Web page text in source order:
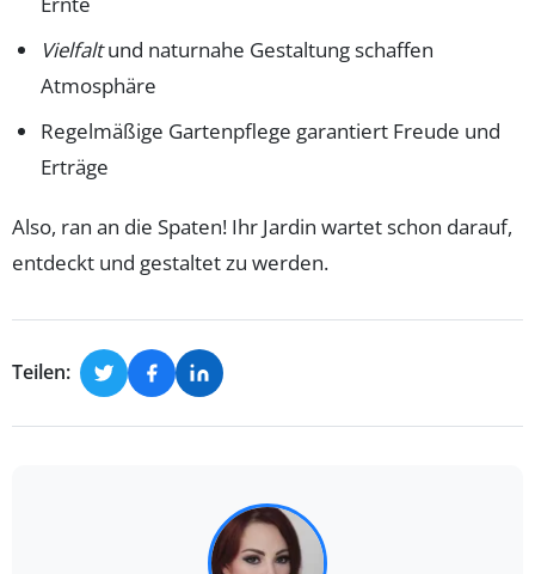
Vielfaltund naturnahe Gestaltung schaffen
Atmosphäre
Regelmäßige Gartenpflege garantiert Freude und
Erträge
Also, ran an die Spaten! Ihr Jardin wartet schon darauf,
entdeckt und gestaltet zu werden.
Teilen: